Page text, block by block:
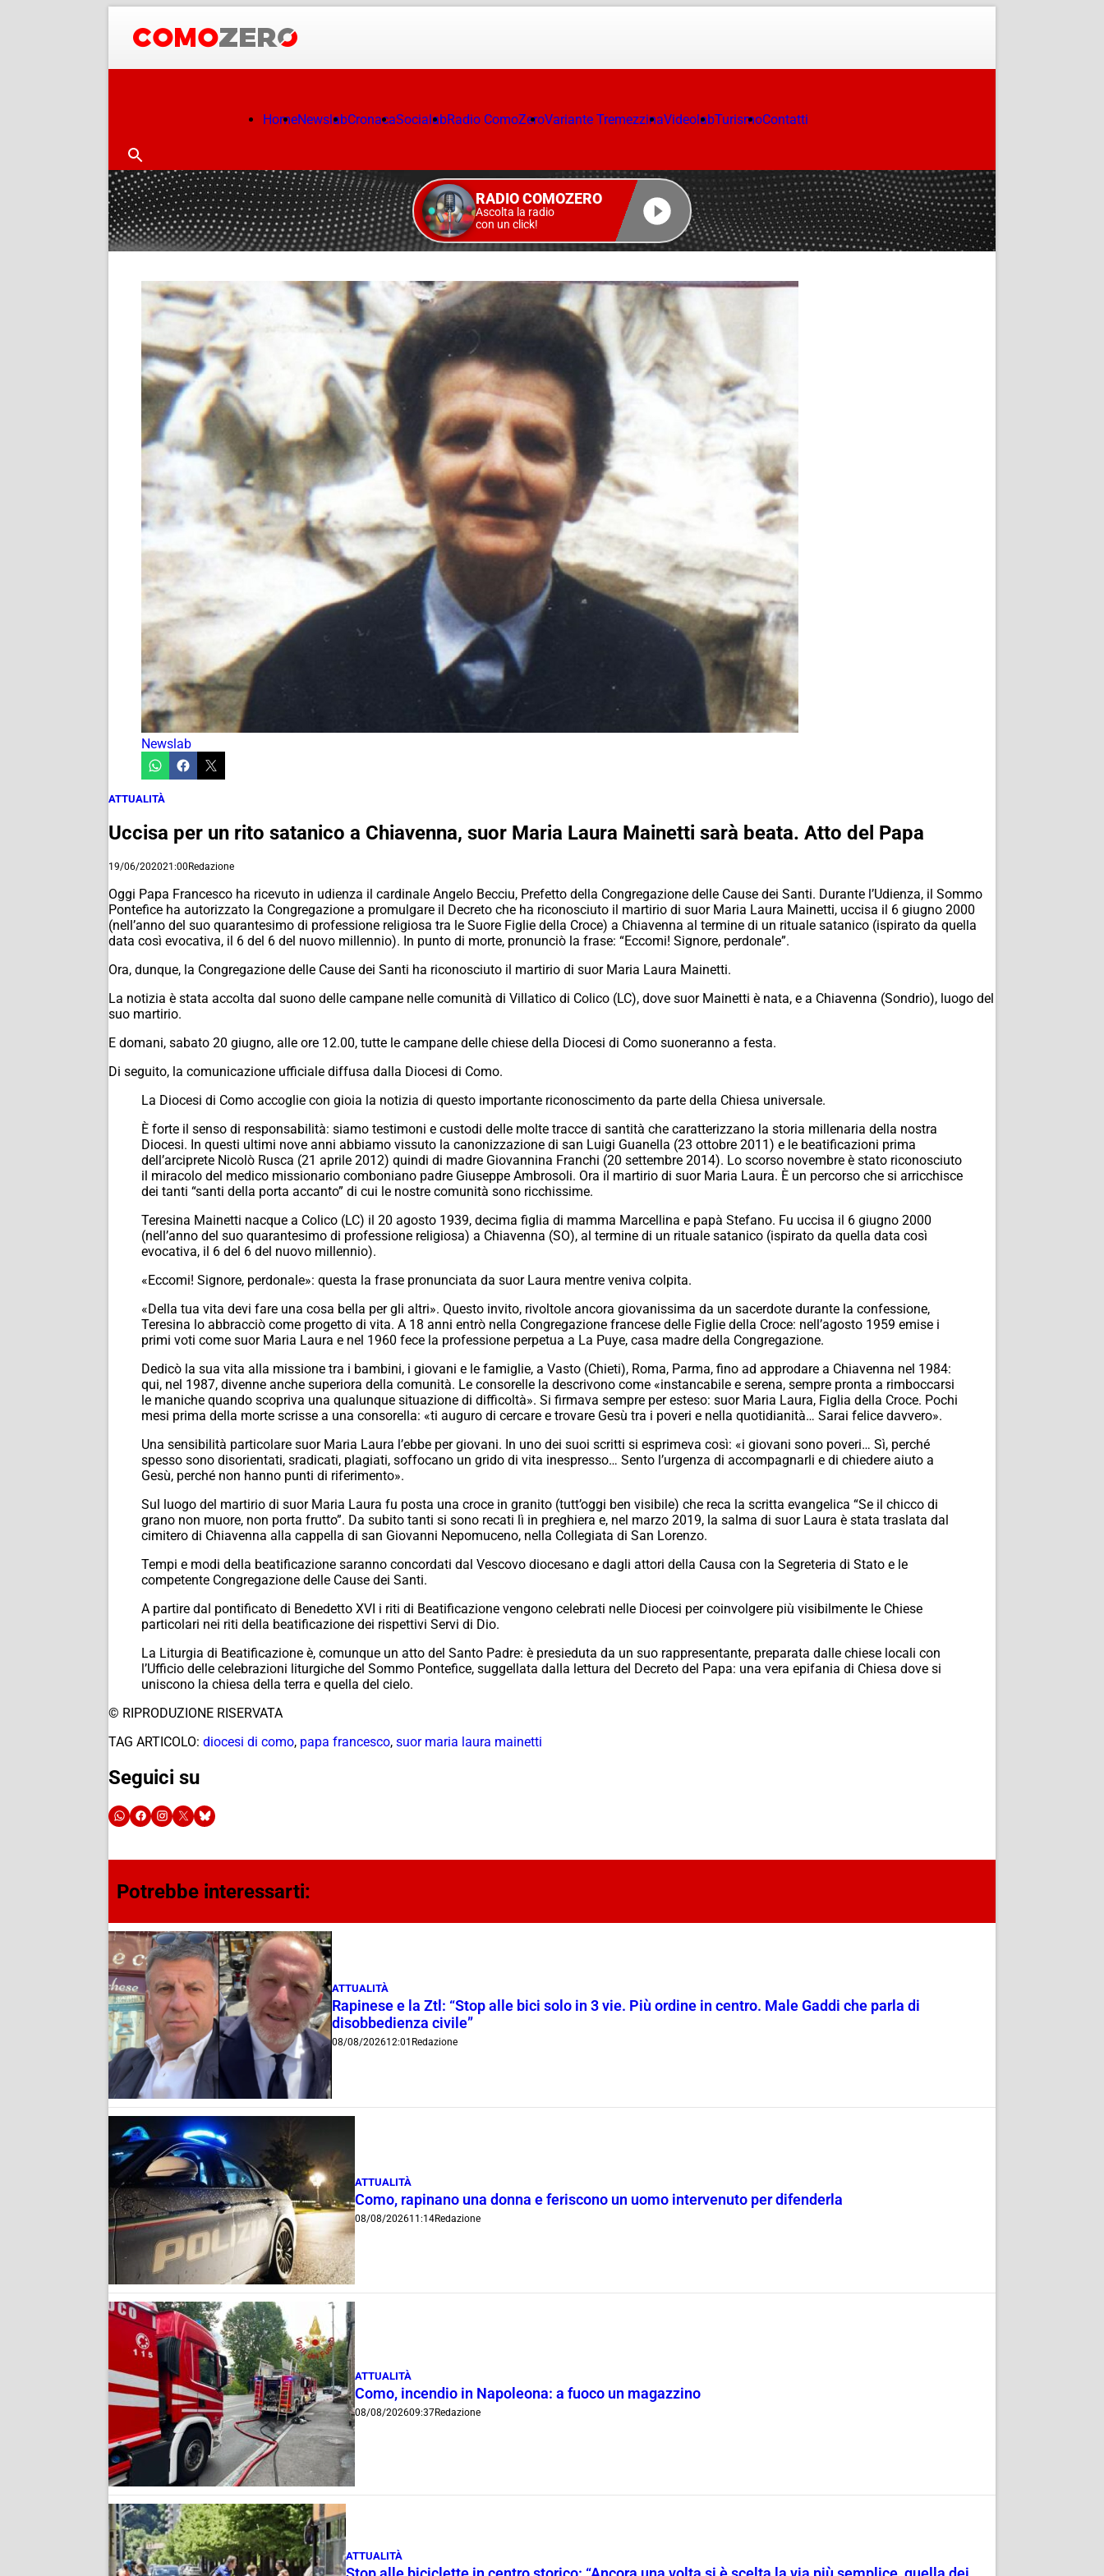
HomeNewslabCronacaSocialabRadio ComoZeroVariante TremezzinaVideolabTurismoContatti
RADIO COMOZERO
Ascolta la radio
con un click!
Newslab
ATTUALITÀ
Uccisa per un rito satanico a Chiavenna, suor Maria Laura Mainetti sarà beata. Atto del Papa
19/06/202021:00Redazione
Oggi Papa Francesco ha ricevuto in udienza il cardinale Angelo Becciu, Prefetto della Congregazione delle Cause dei Santi. Durante l’Udienza, il Sommo
Pontefice ha autorizzato la Congregazione a promulgare il Decreto che ha riconosciuto il martirio di suor Maria Laura Mainetti, uccisa il 6 giugno 2000
(nell’anno del suo quarantesimo di professione religiosa tra le Suore Figlie della Croce) a Chiavenna al termine di un rituale satanico (ispirato da quella
data così evocativa, il 6 del 6 del nuovo millennio). In punto di morte, pronunciò la frase: “Eccomi! Signore, perdonale”.
Ora, dunque, la Congregazione delle Cause dei Santi ha riconosciuto il martirio di suor Maria Laura Mainetti.
La notizia è stata accolta dal suono delle campane nelle comunità di Villatico di Colico (LC), dove suor Mainetti è nata, e a Chiavenna (Sondrio), luogo del
suo martirio.
E domani, sabato 20 giugno, alle ore 12.00, tutte le campane delle chiese della Diocesi di Como suoneranno a festa.
Di seguito, la comunicazione ufficiale diffusa dalla Diocesi di Como.
La Diocesi di Como accoglie con gioia la notizia di questo importante riconoscimento da parte della Chiesa universale.
È forte il senso di responsabilità: siamo testimoni e custodi delle molte tracce di santità che caratterizzano la storia millenaria della nostra
Diocesi. In questi ultimi nove anni abbiamo vissuto la canonizzazione di san Luigi Guanella (23 ottobre 2011) e le beatificazioni prima
dell’arciprete Nicolò Rusca (21 aprile 2012) quindi di madre Giovannina Franchi (20 settembre 2014). Lo scorso novembre è stato riconosciuto
il miracolo del medico missionario comboniano padre Giuseppe Ambrosoli. Ora il martirio di suor Maria Laura. È un percorso che si arricchisce
dei tanti “santi della porta accanto” di cui le nostre comunità sono ricchissime.
Teresina Mainetti nacque a Colico (LC) il 20 agosto 1939, decima figlia di mamma Marcellina e papà Stefano. Fu uccisa il 6 giugno 2000
(nell’anno del suo quarantesimo di professione religiosa) a Chiavenna (SO), al termine di un rituale satanico (ispirato da quella data così
evocativa, il 6 del 6 del nuovo millennio).
«Eccomi! Signore, perdonale»: questa la frase pronunciata da suor Laura mentre veniva colpita.
«Della tua vita devi fare una cosa bella per gli altri». Questo invito, rivoltole ancora giovanissima da un sacerdote durante la confessione,
Teresina lo abbracciò come progetto di vita. A 18 anni entrò nella Congregazione francese delle Figlie della Croce: nell’agosto 1959 emise i
primi voti come suor Maria Laura e nel 1960 fece la professione perpetua a La Puye, casa madre della Congregazione.
Dedicò la sua vita alla missione tra i bambini, i giovani e le famiglie, a Vasto (Chieti), Roma, Parma, fino ad approdare a Chiavenna nel 1984:
qui, nel 1987, divenne anche superiora della comunità. Le consorelle la descrivono come «instancabile e serena, sempre pronta a rimboccarsi
le maniche quando scopriva una qualunque situazione di difficoltà». Si firmava sempre per esteso: suor Maria Laura, Figlia della Croce. Pochi
mesi prima della morte scrisse a una consorella: «ti auguro di cercare e trovare Gesù tra i poveri e nella quotidianità… Sarai felice davvero».
Una sensibilità particolare suor Maria Laura l’ebbe per giovani. In uno dei suoi scritti si esprimeva così: «i giovani sono poveri… Sì, perché
spesso sono disorientati, sradicati, plagiati, soffocano un grido di vita inespresso… Sento l’urgenza di accompagnarli e di chiedere aiuto a
Gesù, perché non hanno punti di riferimento».
Sul luogo del martirio di suor Maria Laura fu posta una croce in granito (tutt’oggi ben visibile) che reca la scritta evangelica “Se il chicco di
grano non muore, non porta frutto”. Da subito tanti si sono recati lì in preghiera e, nel marzo 2019, la salma di suor Laura è stata traslata dal
cimitero di Chiavenna alla cappella di san Giovanni Nepomuceno, nella Collegiata di San Lorenzo.
Tempi e modi della beatificazione saranno concordati dal Vescovo diocesano e dagli attori della Causa con la Segreteria di Stato e le
competente Congregazione delle Cause dei Santi.
A partire dal pontificato di Benedetto XVI i riti di Beatificazione vengono celebrati nelle Diocesi per coinvolgere più visibilmente le Chiese
particolari nei riti della beatificazione dei rispettivi Servi di Dio.
La Liturgia di Beatificazione è, comunque un atto del Santo Padre: è presieduta da un suo rappresentante, preparata dalle chiese locali con
l’Ufficio delle celebrazioni liturgiche del Sommo Pontefice, suggellata dalla lettura del Decreto del Papa: una vera epifania di Chiesa dove si
uniscono la chiesa della terra e quella del cielo.
© RIPRODUZIONE RISERVATA
TAG ARTICOLO: diocesi di como, papa francesco, suor maria laura mainetti
Seguici su
Potrebbe interessarti:
ATTUALITÀ
Rapinese e la Ztl: “Stop alle bici solo in 3 vie. Più ordine in centro. Male Gaddi che parla di
disobbedienza civile”
08/08/202612:01 Redazione
ATTUALITÀ
Como, rapinano una donna e feriscono un uomo intervenuto per difenderla
08/08/202611:14Redazione
ATTUALITÀ
Como, incendio in Napoleona: a fuoco un magazzino
08/08/202609:37Redazione
ATTUALITÀ